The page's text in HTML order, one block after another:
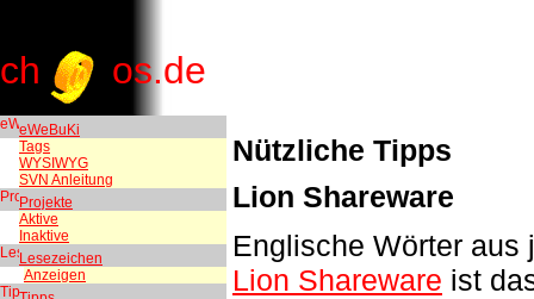
ch os.de
eWeBuKi
Tags
WYSIWYG
SVN Anleitung
Projekte
Aktive
Inaktive
Lesezeichen
Anzeigen
Nützliche Tipps
Lion Shareware
Englische Wörter aus
Lion Shareware ist